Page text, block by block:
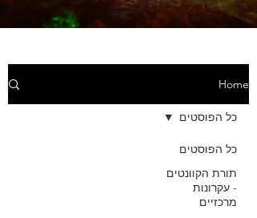
Home
כל הפוסטים
תורת הקוונטים
- עקרונות
מרכזיים
כל הפוסטים